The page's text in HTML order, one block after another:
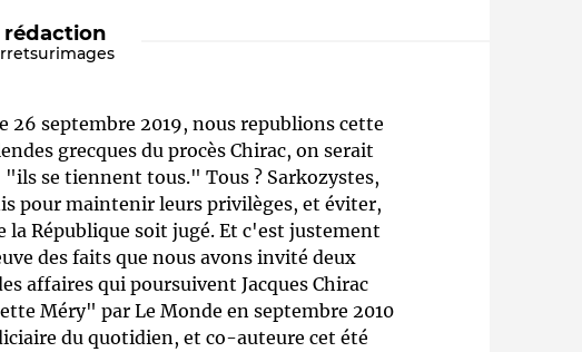
Qui sommes-nous ?
rédaction
26 septembre 2019, nous republions cette
grecques du procès Chirac, on serait
se tiennent tous." Tous ? Sarkozystes,
pour maintenir leurs privilèges, et éviter,
République soit jugé. Et c'est justement
des faits que nous avons invité deux
affaires qui poursuivent Jacques Chirac
Méry" par Le Monde en septembre 2010
du quotidien, et co-auteure cet été